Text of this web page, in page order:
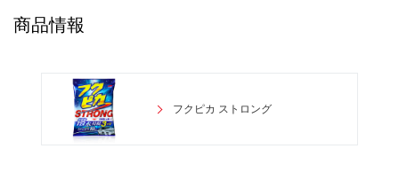
商品情報
フクピカ ストロング